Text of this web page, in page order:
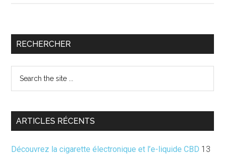
mariage
Barre
principale
RECHERCHER
...
ARTICLES RÉCENTS
Découvrez la cigarette électronique et l’e-liquide CBD 13